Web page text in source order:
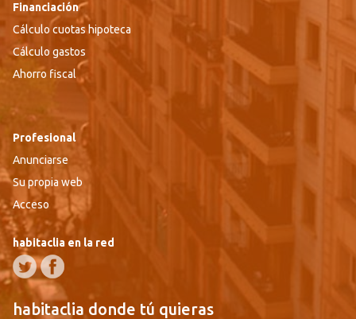
Financiación
Cálculo cuotas hipoteca
Cálculo gastos
Ahorro fiscal
Profesional
Anunciarse
Su propia web
Acceso
habitaclia en la red
habitaclia donde tú quieras